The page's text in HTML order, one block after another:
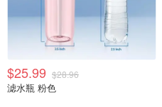
$25.99 $28.96
滤水瓶 粉色